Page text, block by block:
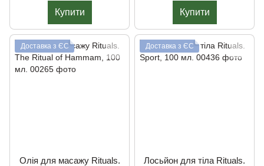
Купити Купити
Доставка з ЄС
Олія для масажу Rituals.
Доставка з ЄС
Лосьйон для тіла Rituals.